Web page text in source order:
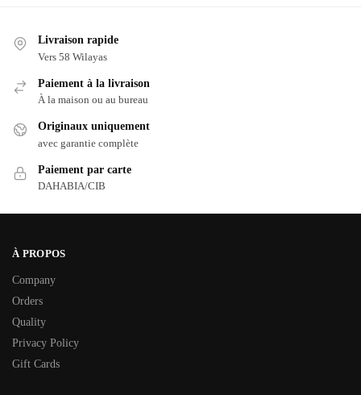
Livraison rapide
Vers 58 Wilayas
Paiement à la livraison
À la maison ou au bureau
Originaux uniquement
avec garantie complète
Paiement par carte
DAHABIA/CIB
À PROPOS
Company
Orders
Quality
Privacy Policy
Gift Cards